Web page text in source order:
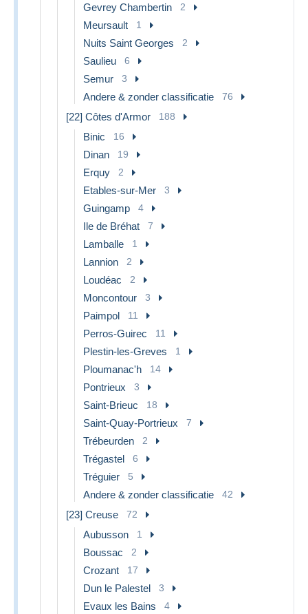
Gevrey Chambertin 2
Meursault 1
Nuits Saint Georges 2
Saulieu 6
Semur 3
Andere & zonder classificatie 76
[22] Côtes d'Armor 188
Binic 16
Dinan 19
Erquy 2
Etables-sur-Mer 3
Guingamp 4
Ile de Bréhat 7
Lamballe 1
Lannion 2
Loudéac 2
Moncontour 3
Paimpol 11
Perros-Guirec 11
Plestin-les-Greves 1
Ploumanac'h 14
Pontrieux 3
Saint-Brieuc 18
Saint-Quay-Portrieux 7
Trébeurden 2
Trégastel 6
Tréguier 5
Andere & zonder classificatie 42
[23] Creuse 72
Aubusson 1
Boussac 2
Crozant 17
Dun le Palestel 3
Evaux les Bains 4